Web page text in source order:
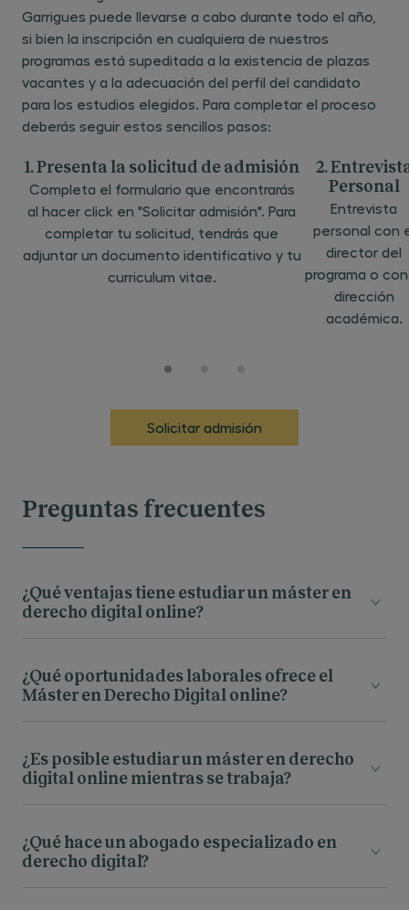
Garrigues puede llevarse a cabo durante todo el año,
si bien la inscripción en cualquiera de nuestros
programas está supeditada a la existencia de plazas
vacantes y a la adecuación del perfil del candidato
para los estudios elegidos. Para completar el proceso
deberás seguir estos sencillos pasos:
1. Presenta la solicitud de admisión
Completa el formulario que encontrarás
al hacer click en "Solicitar admisión". Para
completar tu solicitud, tendrás que
adjuntar un documento identificativo y tu
curriculum vitae.
2.
Personal
Entrevista
personal con
director del
programa o
dirección
académica.
Solicitar admisión
Preguntas frecuentes
¿Qué ventajas tiene estudiar un máster en
derecho digital online?
¿Qué oportunidades laborales ofrece el
Máster en Derecho Digital online?
¿Es posible estudiar un máster en derecho
digital online mientras se trabaja?
¿Qué hace un abogado especializado en
derecho digital?